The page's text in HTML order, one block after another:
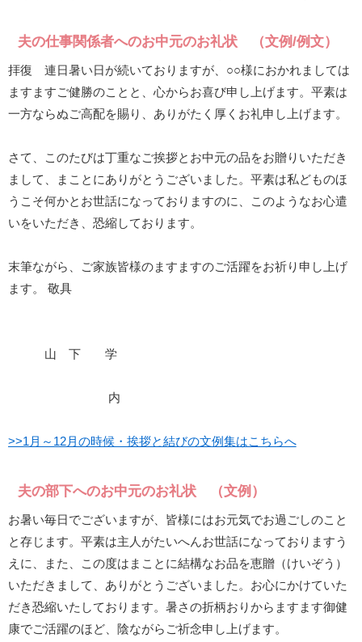
夫の仕事関係者へのお中元のお礼状 （文例/例文）
拝復 連日暑い日が続いておりますが、○○様におかれましては
ますますご健勝のことと、心からお喜び申し上げます。平素は
一方ならぬご高配を賜り、ありがたく厚くお礼申し上げます。
さて、このたびは丁重なご挨拶とお中元の品をお贈りいただき
まして、まことにありがとうございました。平素は私どものほ
うこそ何かとお世話になっておりますのに、このようなお心遣
いをいただき、恐縮しております。
末筆ながら、ご家族皆様のますますのご活躍をお祈り申し上げ
ます。 敬具
山 下 学
内
>>1月～12月の時候・挨拶と結びの文例集はこちらへ
夫の部下へのお中元のお礼状 （文例）
お暑い毎日でございますが、皆様にはお元気でお過ごしのこと
と存じます。平素は主人がたいへんお世話になっておりますう
えに、また、この度はまことに結構なお品を恵贈（けいぞう）
いただきまして、ありがとうございました。お心にかけていた
だき恐縮いたしております。暑さの折柄おりからますます御健
康でご活躍のほど、陰ながらご祈念申し上げます。